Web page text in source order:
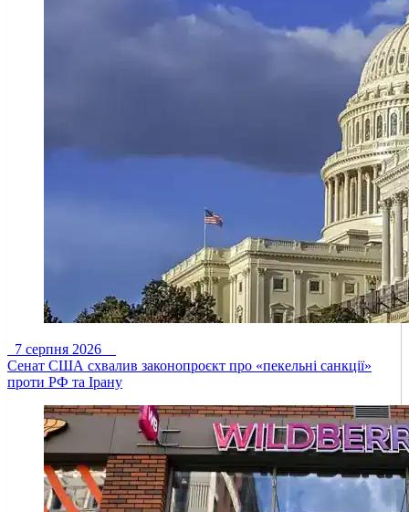
7 серпня 2026
Сенат США схвалив законопроєкт про «пекельні санкції»
проти РФ та Ірану